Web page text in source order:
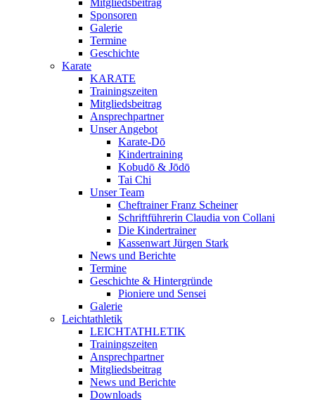
Mitgliedsbeitrag
Sponsoren
Galerie
Termine
Geschichte
Karate
KARATE
Trainingszeiten
Mitgliedsbeitrag
Ansprechpartner
Unser Angebot
Karate-Dō
Kindertraining
Kobudō & Jōdō
Tai Chi
Unser Team
Cheftrainer Franz Scheiner
Schriftführerin Claudia von Collani
Die Kindertrainer
Kassenwart Jürgen Stark
News und Berichte
Termine
Geschichte & Hintergründe
Pioniere und Sensei
Galerie
Leichtathletik
LEICHTATHLETIK
Trainingszeiten
Ansprechpartner
Mitgliedsbeitrag
News und Berichte
Downloads